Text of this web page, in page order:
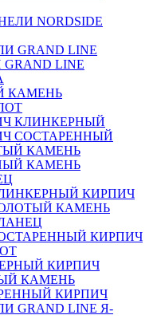
NORDSIDE
LINE
КАМЕНЬ
КЛИНКЕРНЫЙ
СОСТАРЕННЫЙ
КАМЕНЬ
КАМЕНЬ
КИРПИЧ
КАМЕНЬ
КИРПИЧ
КИРПИЧ
КАМЕНЬ
КИРПИЧ